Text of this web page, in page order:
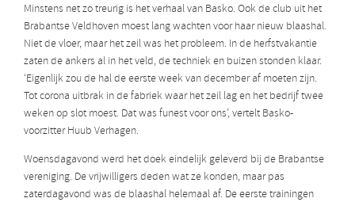
Minstens net zo treurig is het verhaal van Basko. Ook de club uit het
Brabantse Veldhoven moest lang wachten voor haar nieuw blaashal.
Niet de vloer, maar het zeil was het probleem. In de herfstvakantie
zaten de ankers al in het veld, de techniek en buizen stonden klaar.
‘Eigenlijk zou de hal de eerste week van december af moeten zijn.
Tot corona uitbrak in de fabriek waar het zeil lag en het bedrijf twee
weken op slot moest. Dat was funest voor ons’, vertelt Basko-
voorzitter Huub Verhagen.
Woensdagavond werd het doek eindelijk geleverd bij de Brabantse
vereniging. De vrijwilligers deden wat ze konden, maar pas
zaterdagavond was de blaashal helemaal af. De eerste trainingen